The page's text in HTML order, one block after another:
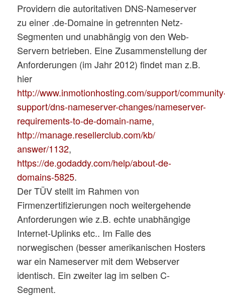
Providern die autoritativen DNS-Nameserver
zu einer .de-Domaine in getrennten Netz-
Segmenten und unabhängig von den Web-
Servern betrieben. Eine Zusammenstellung der
Anforderungen (im Jahr 2012) findet man z.B.
hier
http://www.inmotionhosting.com/support/
support/dns-nameserver-changes/nameserver-
requirements-to-de-domain-name,
http://manage.resellerclub.com/kb/
answer/1132,
https://de.godaddy.com/help/about-de-
domains-5825.
Der TÜV stellt im Rahmen von
Firmenzertifizierungen noch weitergehende
Anforderungen wie z.B. echte unabhängige
Internet-Uplinks etc.. Im Falle des
norwegischen (besser amerikanischen Hosters
war ein Nameserver mit dem Webserver
identisch. Ein zweiter lag im selben C-
Segment.